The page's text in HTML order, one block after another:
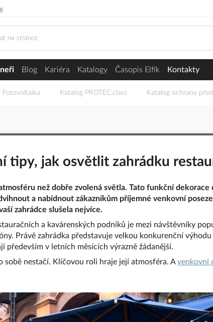
Blog Kariéra Katalogy Časopis Elfík Kontakty
Fotovoltaika Katalog PROTEC.class Katalog ochrany
tipy, jak osvětlit zahrádku
než dobře zvolená světla. Tato funkční
a nabídnout zákazníkům příjemné venkovní
zahrádce slušela nejvíce.
a kavárenských podniků je mezi návštěvníky
Právě zahrádka představuje velkou konkurenční
především v letních měsících výrazně žádanější.
sobě nestačí. Klíčovou roli hraje její atmosféra. Avenkovní